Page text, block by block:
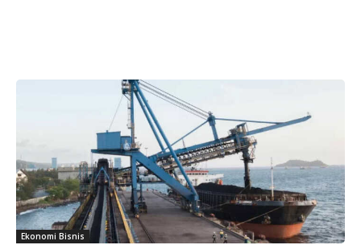
Ekonomi Bisnis